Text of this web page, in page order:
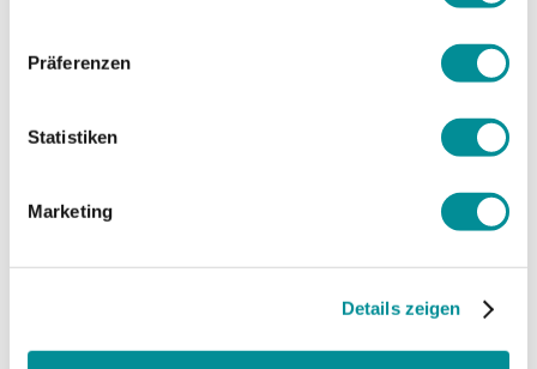
Präferenzen
Statistiken
Marketing
Details zeigen